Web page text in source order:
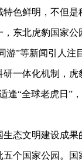
色鲜明，不但
东北虎豹国家
游”等新闻引人
一体化机制，
逢“全球老虎日”
态文明建设成
个国家公园。国